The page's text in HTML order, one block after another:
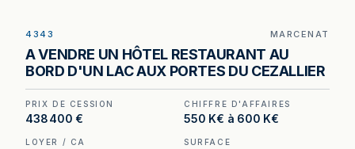
Hôtel-restaurant au bord d'un lac de 21 hectares
à Marcenat (15) — un actif non recréable aux
portes du Cézallier.
4343 MARCENAT
A VENDRE UN HÔTEL RESTAURANT AU
BORD D'UN LAC AUX PORTES DU CEZALLIER
PRIX DE CESSION
438 400 €
CHIFFRE D'AFFAIRES
550 K€ à 600 K€
LOYER / CA SURFACE